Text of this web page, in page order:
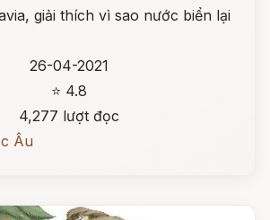
giải thích vì sao nước biển lại
26-04-2021
⭐ 4.8
4,277 lượt đọc
Âu